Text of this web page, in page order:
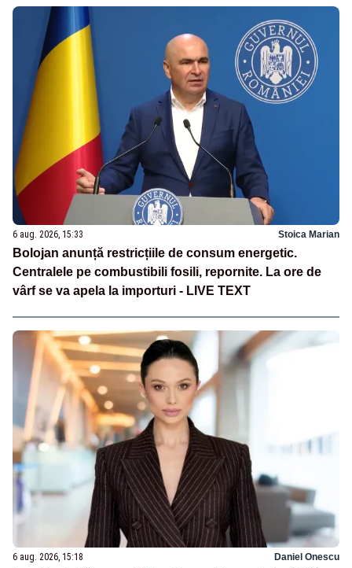
6 aug. 2026, 15:33 Stoica Marian
Bolojan anunță restricțiile de consum energetic.
Centralele pe combustibili fosili, repornite. La ore de
vârf se va apela la importuri - LIVE TEXT
6 aug. 2026, 15:18 Daniel Onescu